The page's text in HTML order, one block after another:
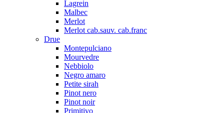
Lagrein
Malbec
Merlot
Merlot cab.sauv. cab.franc
Drue
Montepulciano
Mourvedre
Nebbiolo
Negro amaro
Petite sirah
Pinot nero
Pinot noir
Primitivo